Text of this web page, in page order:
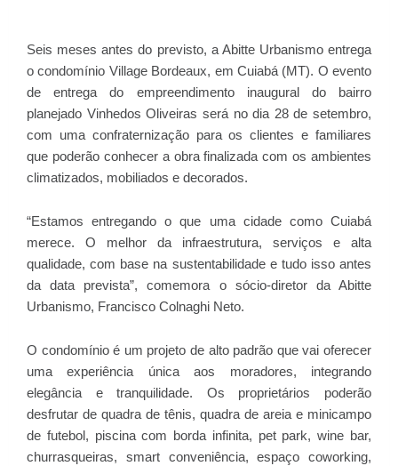
Seis meses antes do previsto, a Abitte Urbanismo entrega
o condomínio Village Bordeaux, em Cuiabá (MT). O evento
de entrega do empreendimento inaugural do bairro
planejado Vinhedos Oliveiras será no dia 28 de setembro,
com uma confraternização para os clientes e familiares
que poderão conhecer a obra finalizada com os ambientes
climatizados, mobiliados e decorados.
“Estamos entregando o que uma cidade como Cuiabá
merece. O melhor da infraestrutura, serviços e alta
qualidade, com base na sustentabilidade e tudo isso antes
da data prevista”, comemora o sócio-diretor da Abitte
Urbanismo, Francisco Colnaghi Neto.
O condomínio é um projeto de alto padrão que vai oferecer
uma experiência única aos moradores, integrando
elegância e tranquilidade. Os proprietários poderão
desfrutar de quadra de tênis, quadra de areia e minicampo
de futebol, piscina com borda infinita, pet park, wine bar,
churrasqueiras, smart conveniência, espaço coworking,